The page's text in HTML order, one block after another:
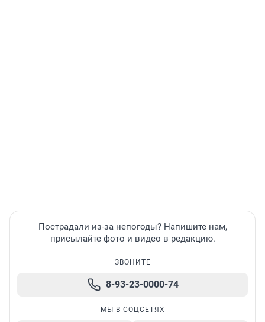
Пострадали из-за непогоды? Напишите нам,
присылайте фото и видео в редакцию.
ЗВОНИТЕ
8-93-23-0000-74
МЫ В СОЦСЕТЯХ